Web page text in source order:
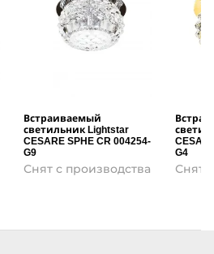
Встраиваемый
светильник Lightstar
CESARE SPHE CR 004254-
G9
Снят с производства
G4
Снят